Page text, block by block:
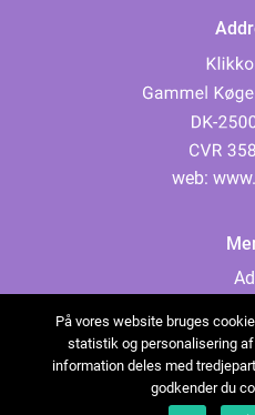
web:
På vores website bruges
statistik og personalisering
information deles med
godkender du